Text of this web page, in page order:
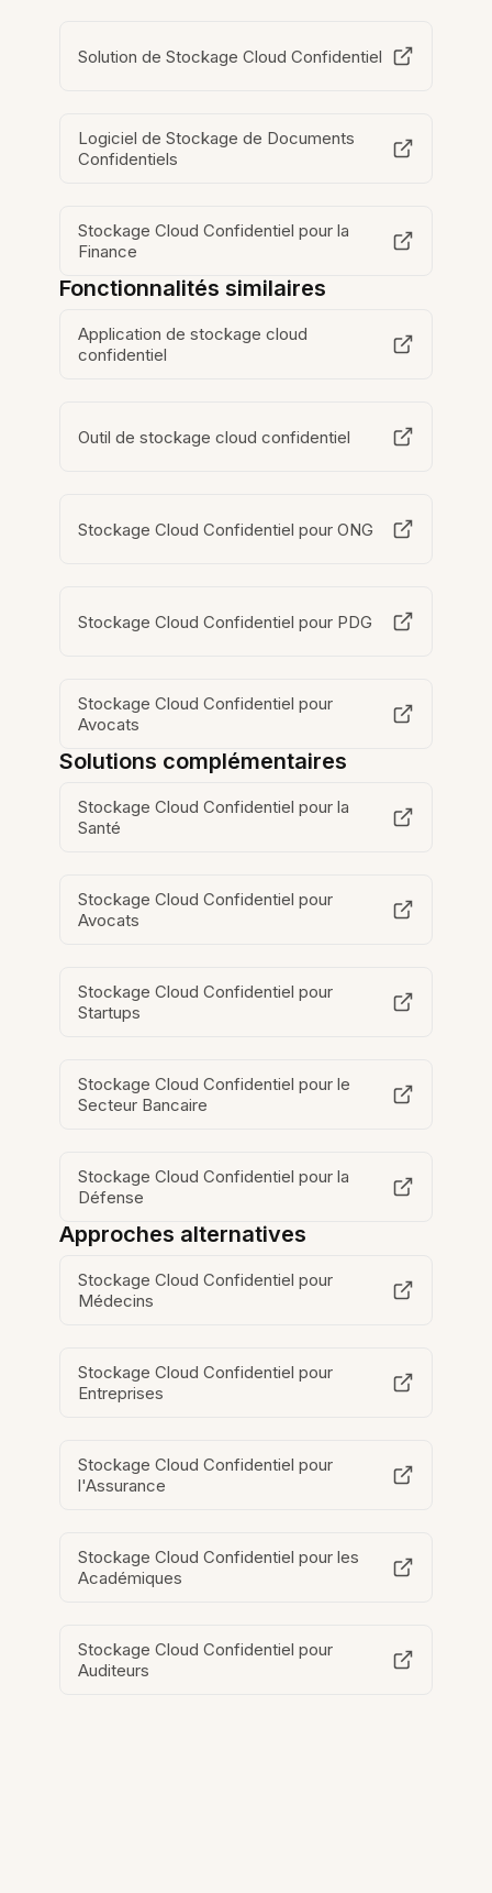
Solution de Stockage Cloud Confidentiel
Logiciel de Stockage de Documents
Confidentiels
Stockage Cloud Confidentiel pour la
Finance
Fonctionnalités similaires
Application de stockage cloud
confidentiel
Outil de stockage cloud confidentiel
Stockage Cloud Confidentiel pour ONG
Stockage Cloud Confidentiel pour PDG
Stockage Cloud Confidentiel pour
Avocats
Solutions complémentaires
Stockage Cloud Confidentiel pour la
Santé
Stockage Cloud Confidentiel pour
Avocats
Stockage Cloud Confidentiel pour
Startups
Stockage Cloud Confidentiel pour le
Secteur Bancaire
Stockage Cloud Confidentiel pour la
Défense
Approches alternatives
Stockage Cloud Confidentiel pour
Médecins
Stockage Cloud Confidentiel pour
Entreprises
Stockage Cloud Confidentiel pour
l'Assurance
Stockage Cloud Confidentiel pour les
Académiques
Stockage Cloud Confidentiel pour
Auditeurs